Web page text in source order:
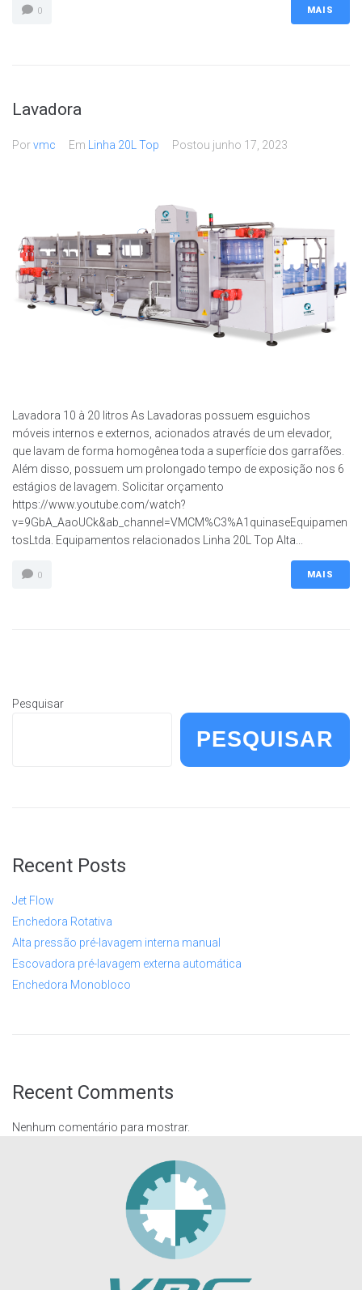
0 MAIS
Lavadora
Porvmc Em Linha 20L Top Postou junho 17, 2023
Lavadora 10 à 20 litros As Lavadoras possuem esguichos
móveis internos e externos, acionados através de um elevador,
que lavam de forma homogênea toda a superfície dos garrafões.
Além disso, possuem um prolongado tempo de exposição nos 6
estágios de lavagem. Solicitar orçamento
https://www.youtube.com/watch?
v=9GbA_AaoUCk&ab_channel=VMCM%C3%A1quinaseEquipamen
tosLtda. Equipamentos relacionados Linha 20L Top Alta...
0 MAIS
Pesquisar
PESQUISAR
Recent Posts
Jet Flow
Enchedora Rotativa
Alta pressão pré-lavagem interna manual
Escovadora pré-lavagem externa automática
Enchedora Monobloco
Recent Comments
Nenhum comentário para mostrar.